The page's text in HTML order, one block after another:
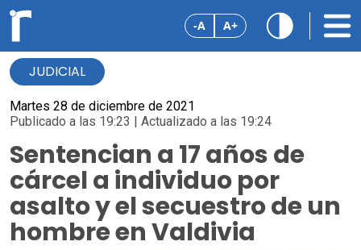
-A A+
JUDICIAL
Martes 28 de diciembre de 2021
Publicado a las 19:23 | Actualizado a las 19:24
Sentencian a 17 años de
cárcel a individuo por
asalto y el secuestro de un
hombre en Valdivia